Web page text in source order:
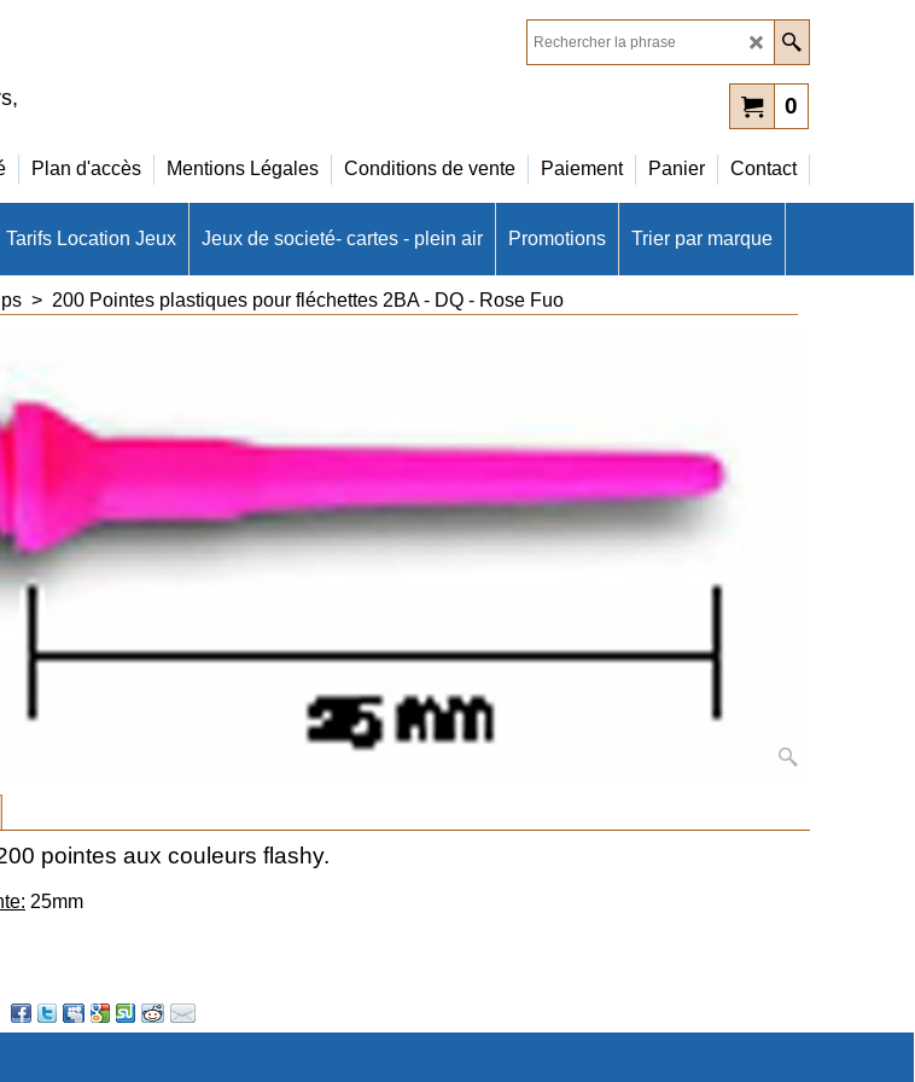
0
Plan d'accès Mentions Légales Conditions de vente Paiement Panier Contact
Tarifs Location Jeux Jeux de societé- cartes - plein air Promotions Trier par marque
> 200 Pointes plastiques pour fléchettes 2BA - DQ - Rose Fuo
pointes aux couleurs flashy.
25mm